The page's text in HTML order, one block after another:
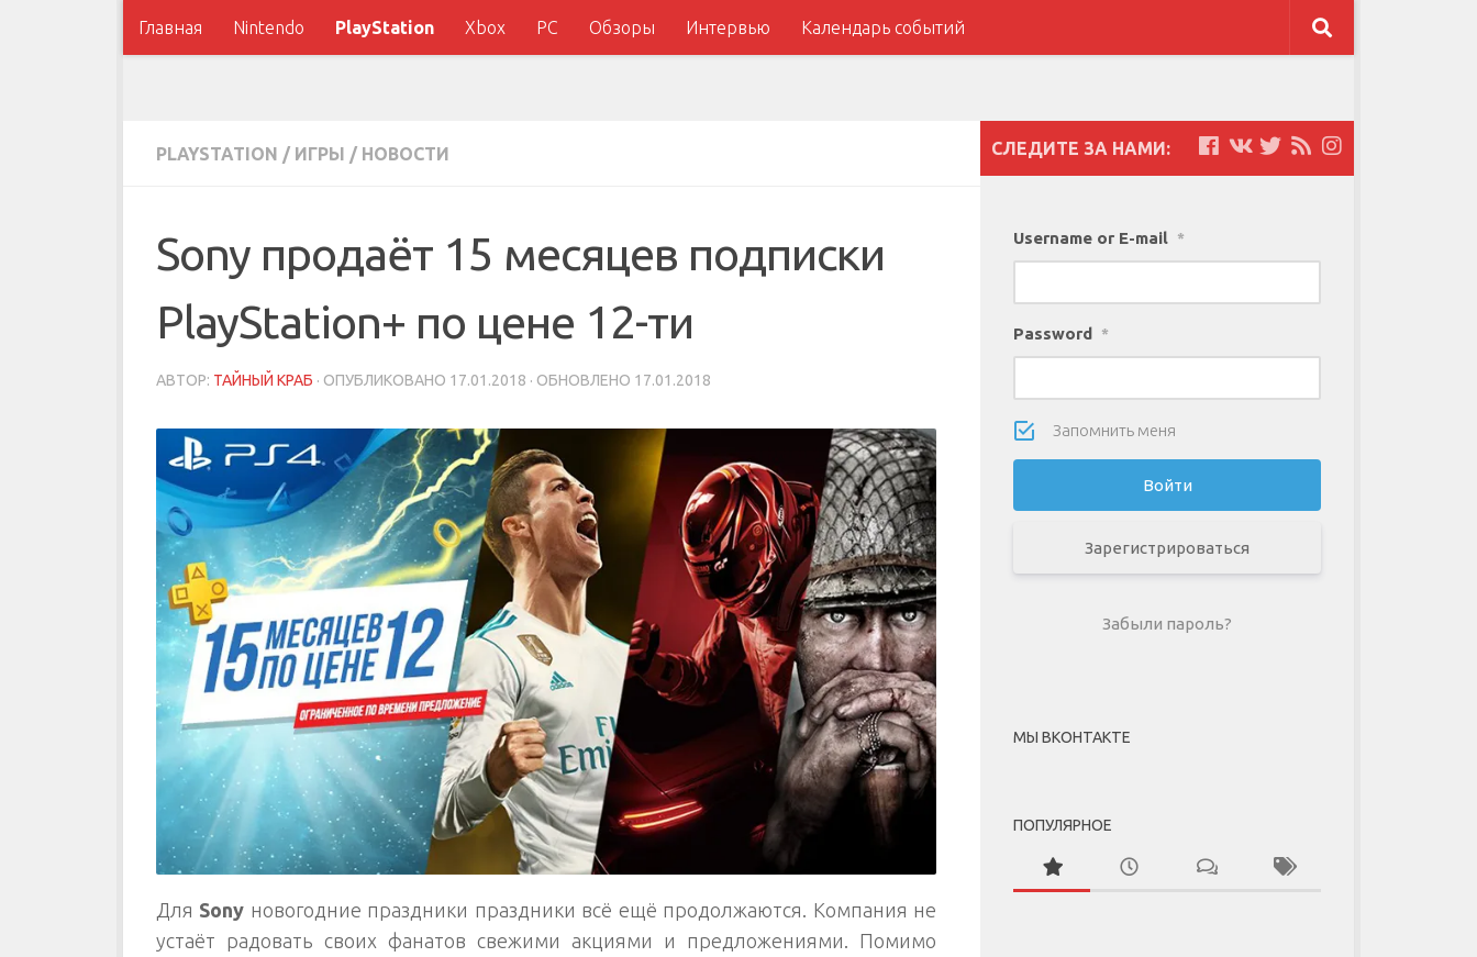
Главная Nintendo PlayStation Xbox PC Обзоры Интервью Календарь событий
PLAYSTATION / ИГРЫ / НОВОСТИ
Sony продаёт 15 месяцев подписки
PlayStation+ по цене 12-ти
АВТОР: ТАЙНЫЙ КРАБ · ОПУБЛИКОВАНО 17.01.2018 · ОБНОВЛЕНО 17.01.2018
Для Sony новогодние праздники праздники всё ещё продолжаются. Компания не
устаёт радовать своих фанатов свежими акциями и предложениями. Помимо
СЛЕДИТЕ ЗА НАМИ:
Username or E-mail *
Password *
Запомнить меня
Зарегистрироваться
Забыли пароль?
МЫ ВКОНТАКТЕ
ПОПУЛЯРНОЕ